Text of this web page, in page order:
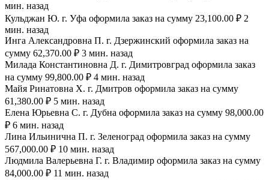
мин. назад
Кульджан Ю. г. Уфа оформила заказ на сумму 23,100.00 ₽ 2
мин. назад
Инга Александровна П. г. Дзержинский оформила заказ на
сумму 62,370.00 ₽ 3 мин. назад
Милада Константиновна Д. г. Димитровград оформила заказ
на сумму 99,800.00 ₽ 4 мин. назад
Майя Ринатовна Х. г. Дмитров оформила заказ на сумму
61,380.00 ₽ 5 мин. назад
Елена Юрьевна С. г. Дубна оформила заказ на сумму 98,000.00
₽ 6 мин. назад
Лина Ильинична П. г. Зеленоград оформила заказ на сумму
567,000.00 ₽ 10 мин. назад
Людмила Валерьевна Г. г. Владимир оформила заказ на сумму
84,000.00 ₽ 11 мин. назад